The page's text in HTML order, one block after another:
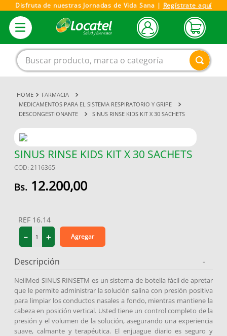
Disfruta de nuestras Jornadas de Vida Sana | Regístrate aquí
Buscar producto, marca o categoría
FARMACIA
MEDICAMENTOS PARA EL SISTEMA RESPIRATORIO Y GRIPE
DESCONGESTIONANTE
SINUS RINSE KIDS KIT X 30 SACHETS
SINUS RINSE KIDS KIT X 30 SACHETS
COD: 2116365
12.200,00
REF 16.14
＋
－ Agregar
Descripción -
NeilMed SINUS RINSETM es un sistema de botella fácil de apretar
que le permite administrar la solución salina con presión positiva
para limpiar los conductos nasales a fondo, mientras mantiene la
cabeza en posición vertical. Usted tiene un control completo de la
presión y el volumen de la solución, asegurando una experiencia
suave, calmante y terapéutica. El enjuague diario es seguro y
1.
magnesio
.
omega 3
3 .
4.
vitamina c
5.
vitamina
6.
linezolid
.
miovit
medias compresión
10
protector solar